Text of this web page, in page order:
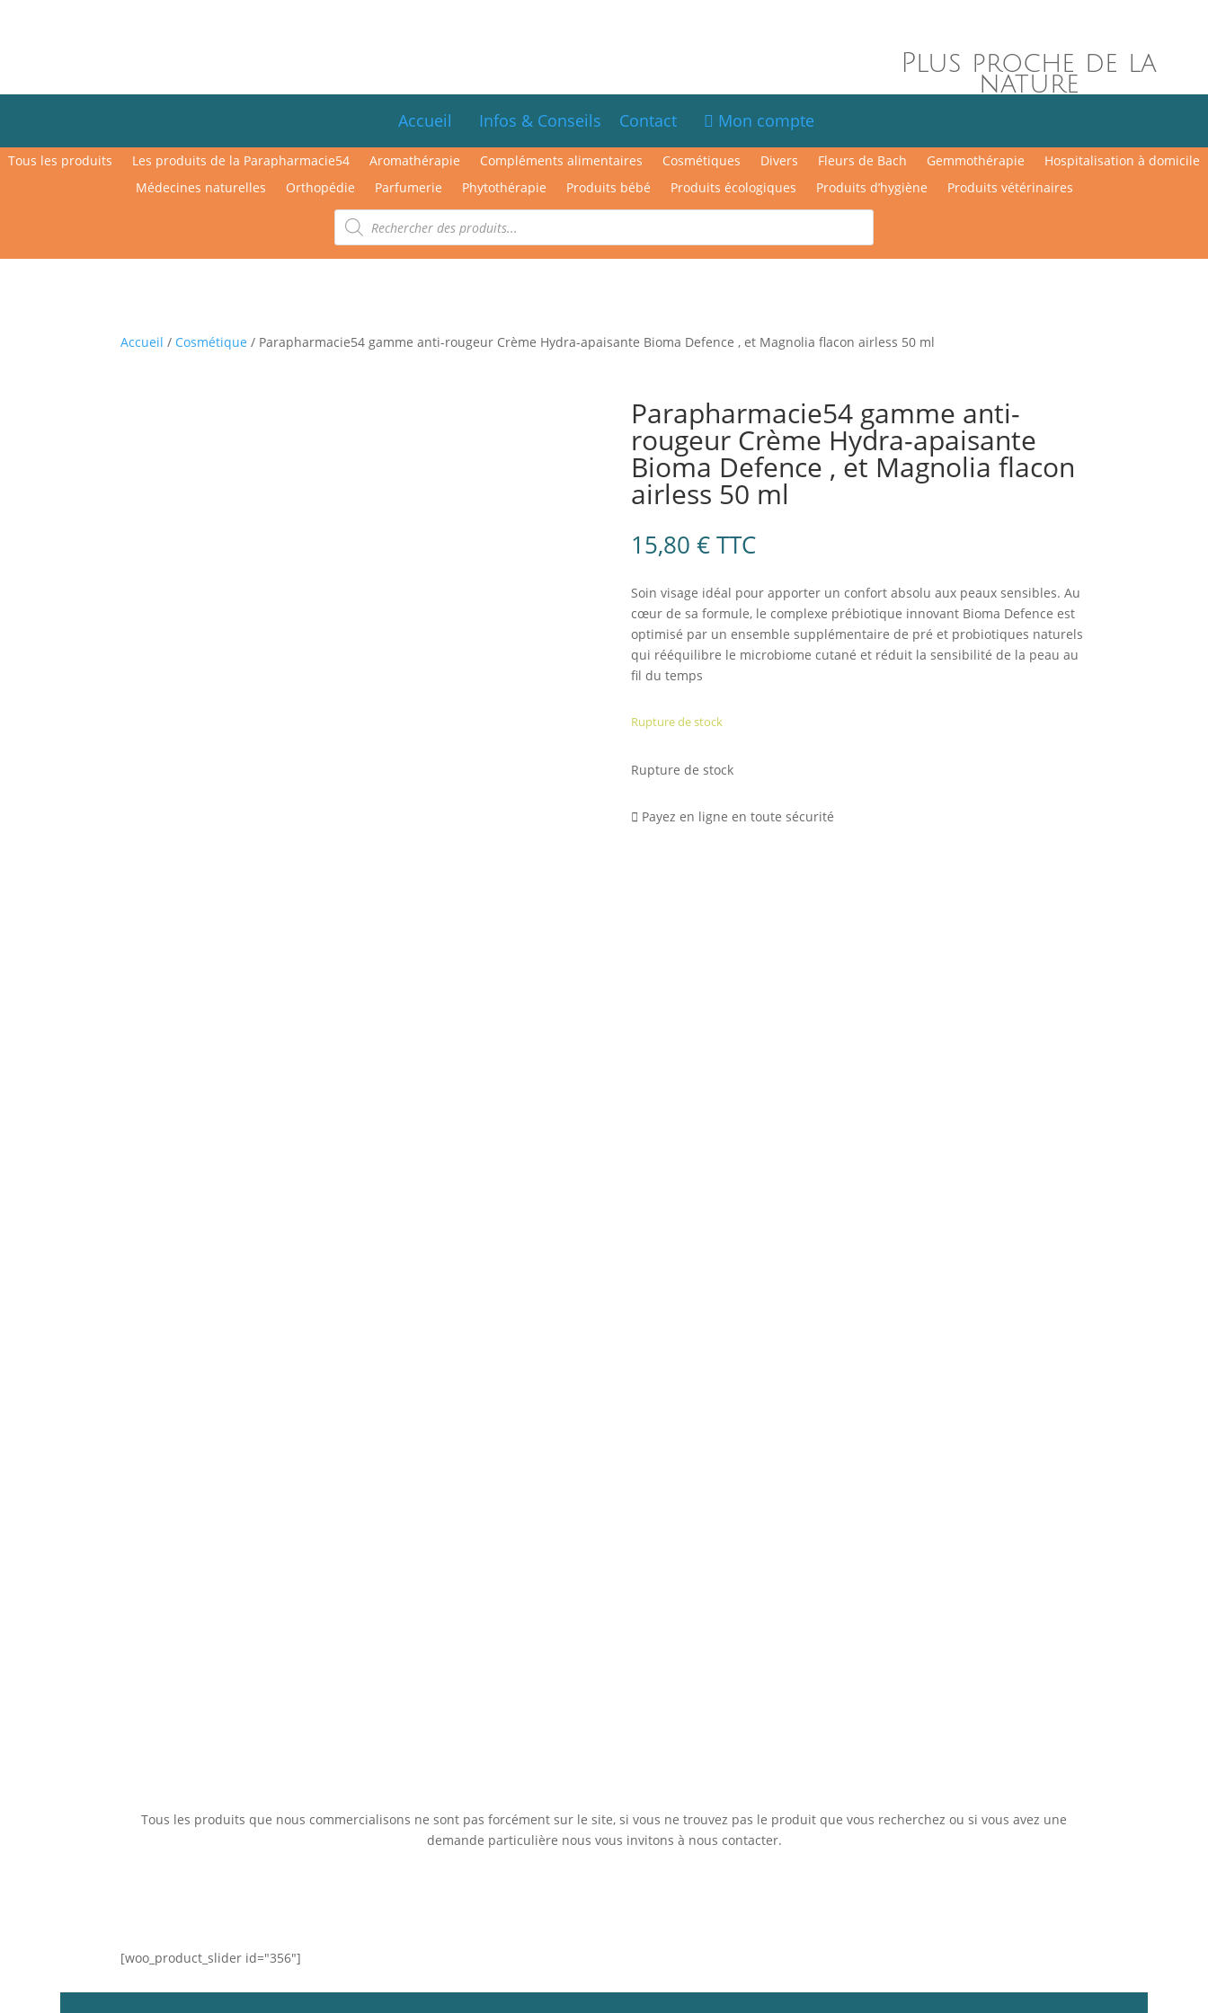
Plus proche de la
nature
Accueil Infos & Conseils Contact Mon compte
Tous les produits Les produits de la Parapharmacie54 Aromathérapie Compléments alimentaires Cosmétiques Divers Fleurs de Bach Gemmothérapie
Hospitalisation à domicile
Médecines naturelles
Orthopédie Parfumerie Phytothérapie Produits bébé Produits écologiques Produits d’hygiène Produits vétérinaires
Recherche
produits
Accueil / Cosmétique / Parapharmacie54 gamme anti-rougeur Crème Hydra-apaisante Bioma Defence , et Magnolia flacon airless 50 ml
Parapharmacie54 gamme anti-
rougeur Crème Hydra-apaisante
Bioma Defence , et Magnolia flacon
airless 50 ml
15,80 € TTC
Soin visage idéal pour apporter un confort absolu aux peaux sensibles. Au
cœur de sa formule, le complexe prébiotique innovant Bioma Defence est
optimisé par un ensemble supplémentaire de pré et probiotiques naturels
qui rééquilibre le microbiome cutané et réduit la sensibilité de la peau au
fil du temps
Rupture de stock
Rupture de stock
Payez en ligne en toute sécurité
Tous les produits que nous commercialisons ne sont pas forcément sur le site, si vous ne trouvez pas le produit que vous recherchez ou si vous avez une
demande particulière nous vous invitons à nous contacter.
[woo_product_slider id="356"]